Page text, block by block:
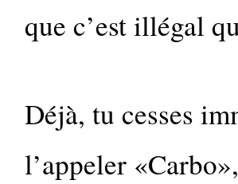
que c’est illégal
Déjà, tu cesses
l’appeler